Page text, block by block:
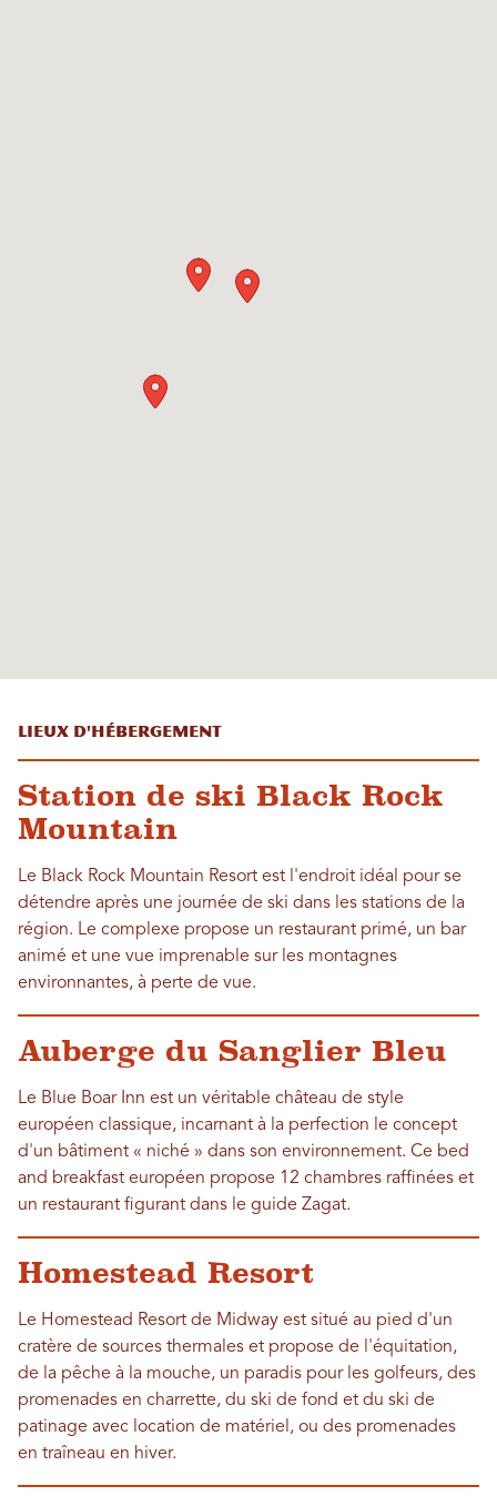
Lieux d'hébergement
Station de ski Black Rock
Mountain
Le Black Rock Mountain Resort est l'endroit idéal pour se
détendre après une journée de ski dans les stations de la
région. Le complexe propose un restaurant primé, un bar
animé et une vue imprenable sur les montagnes
environnantes, à perte de vue.
Auberge du Sanglier Bleu
Le Blue Boar Inn est un véritable château de style
européen classique, incarnant à la perfection le concept
d'un bâtiment « niché » dans son environnement. Ce bed
and breakfast européen propose 12 chambres raffinées et
un restaurant figurant dans le guide Zagat.
Homestead Resort
Le Homestead Resort de Midway est situé au pied d'un
cratère de sources thermales et propose de l'équitation,
de la pêche à la mouche, un paradis pour les golfeurs, des
promenades en charrette, du ski de fond et du ski de
patinage avec location de matériel, ou des promenades
en traîneau en hiver.